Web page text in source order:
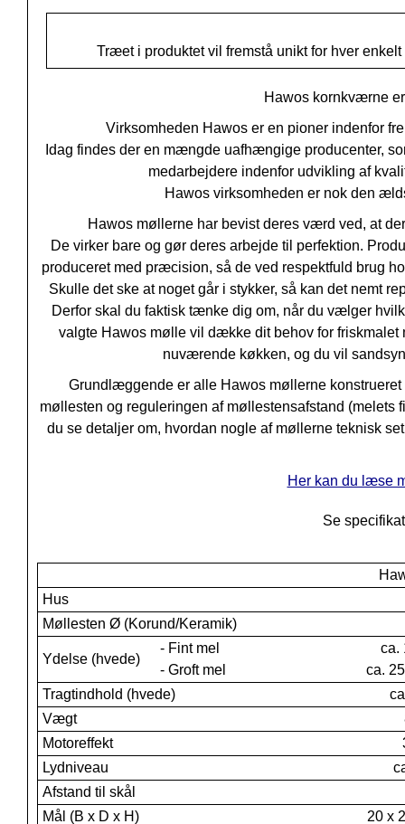
Træet i produktet vil fremstå unikt for hver
Hawos kornkværne
Virksomheden Hawos er en pioner indenfor
Idag findes der en mængde uafhængige producenter,
medarbejdere indenfor udvikling af
Hawos virksomheden er nok den
Hawos møllerne har bevist deres værd ved, at
De virker bare og gør deres arbejde til perfektion.
produceret med præcision, så de ved respektfuld brug
Skulle det ske at noget går i stykker, så kan det nemt
Derfor skal du faktisk tænke dig om, når du vælger
valgte Hawos mølle vil dække dit behov for friskmalet
nuværende køkken, og du vil
Grundlæggende er alle Hawos møllerne
møllesten og reguleringen af møllestensafstand (melets
du se detaljer om, hvordan nogle af møllerne teknisk
Her kan du læse
Se
Hus
Møllesten Ø (Korund/Keramik)
Ydelse (hvede)
- Fint mel
- Groft mel
ca.
ca.
Tragtindhold (hvede)
Vægt
Motoreffekt
Lydniveau
Afstand til skål
Mål (B x D x H)
20 x